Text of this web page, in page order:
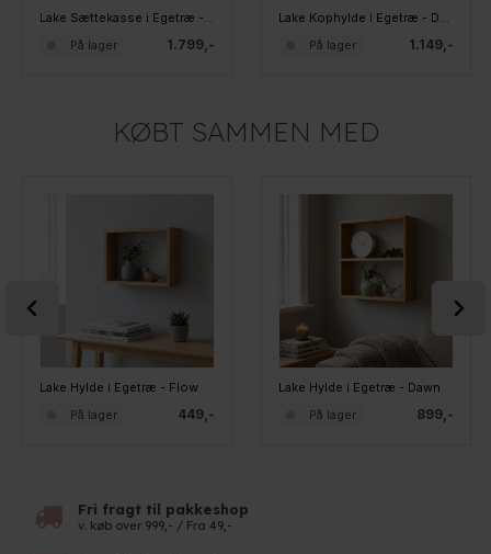
Lake Sættekasse i Egetræ - Debut 3x5
1.799,-
På lager
Lake Kophylde i Egetræ - Debut 3x3
1.149,-
På lager
KØBT SAMMEN MED
Lake Hylde i Egetræ - Flow
449,-
På lager
Lake Hylde i Egetræ - Dawn
899,-
På lager
Fri fragt til pakkeshop
v. køb over 999,- / Fra 49,-